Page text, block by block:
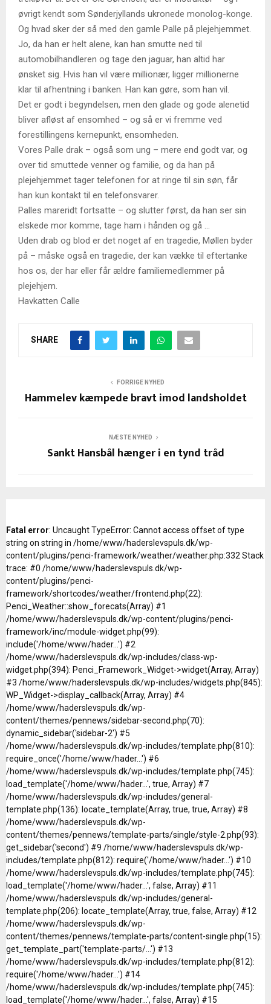
øvrigt kendt som Sønderjyllands ukronede monolog-konge.
Og hvad sker der så med den gamle Palle på plejehjemmet.
Jo, da han er helt alene, kan han smutte ned til
automobilhandleren og tage den jaguar, han altid har
ønsket sig. Hvis han vil være millionær, ligger millionerne
klar til afhentning i banken. Han kan gøre, som han vil.
Det er godt i begyndelsen, men den glade og gode alenetid
bliver afløst af ensomhed – og så er vi fremme ved
forestillingens kernepunkt, ensomheden.
Vores Palle drak – også som ung – mere end godt var, og
over tid smuttede venner og familie, og da han på
plejehjemmet tager telefonen for at ringe til sin søn, får
han kun kontakt til en telefonsvarer.
Palles mareridt fortsatte – og slutter først, da han ser sin
elskede mor komme, tage ham i hånden og gå …
Uden drab og blod er det noget af en tragedie, Møllen byder
på – måske også en tragedie, der kan vække til eftertanke
hos os, der har eller får ældre familiemedlemmer på
plejehjem.
Havkatten Calle
SHARE
FORRIGE NYHED
Hammelev kæmpede bravt imod landsholdet
NÆSTE NYHED
Sankt Hansbål hænger i en tynd tråd
Fatal error: Uncaught TypeError: Cannot access offset of type
string on string in /home/www/haderslevspuls.dk/wp-
content/plugins/penci-framework/weather/weather.php:332 Stack
trace: #0 /home/www/haderslevspuls.dk/wp-
content/plugins/penci-
framework/shortcodes/weather/frontend.php(22):
Penci_Weather::show_forecats(Array) #1
/home/www/haderslevspuls.dk/wp-content/plugins/penci-
framework/inc/module-widget.php(99):
include('/home/www/hader...') #2
/home/www/haderslevspuls.dk/wp-includes/class-wp-
widget.php(394): Penci_Framework_Widget->widget(Array, Array)
#3 /home/www/haderslevspuls.dk/wp-includes/widgets.php(845):
WP_Widget->display_callback(Array, Array) #4
/home/www/haderslevspuls.dk/wp-
content/themes/pennews/sidebar-second.php(70):
dynamic_sidebar('sidebar-2') #5
/home/www/haderslevspuls.dk/wp-includes/template.php(810):
require_once('/home/www/hader...') #6
/home/www/haderslevspuls.dk/wp-includes/template.php(745):
load_template('/home/www/hader...', true, Array) #7
/home/www/haderslevspuls.dk/wp-includes/general-
template.php(136): locate_template(Array, true, true, Array) #8
/home/www/haderslevspuls.dk/wp-
content/themes/pennews/template-parts/single/style-2.php(93):
get_sidebar('second') #9 /home/www/haderslevspuls.dk/wp-
includes/template.php(812): require('/home/www/hader...') #10
/home/www/haderslevspuls.dk/wp-includes/template.php(745):
load_template('/home/www/hader...', false, Array) #11
/home/www/haderslevspuls.dk/wp-includes/general-
template.php(206): locate_template(Array, true, false, Array) #12
/home/www/haderslevspuls.dk/wp-
content/themes/pennews/template-parts/content-single.php(15):
get_template_part('template-parts/...') #13
/home/www/haderslevspuls.dk/wp-includes/template.php(812):
require('/home/www/hader...') #14
/home/www/haderslevspuls.dk/wp-includes/template.php(745):
load_template('/home/www/hader...', false, Array) #15